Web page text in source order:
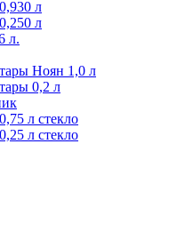
л
л
л.
Ноян 1,0 л
0,2 л
л стекло
л стекло